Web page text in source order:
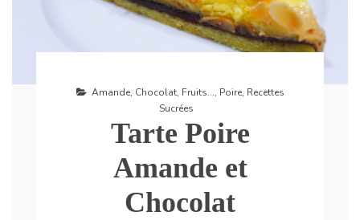
Amande, Chocolat, Fruits..., Poire, Recettes
Sucrées
Tarte Poire
Amande et
Chocolat